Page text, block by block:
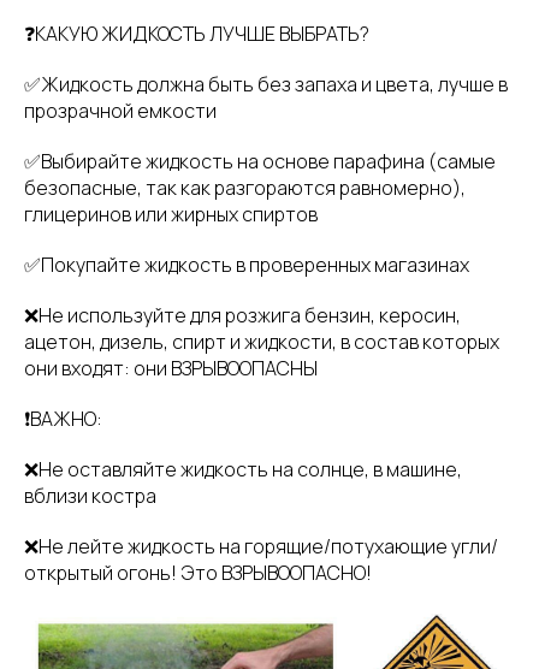
❓КАКУЮ ЖИДКОСТЬ ЛУЧШЕ ВЫБРАТЬ?
✅Жидкость должна быть без запаха и цвета, лучше в
прозрачной емкости
✅Выбирайте жидкость на основе парафина (самые
безопасные, так как разгораются равномерно),
глицеринов или жирных спиртов
✅Покупайте жидкость в проверенных магазинах
❌Не используйте для розжига бензин, керосин,
ацетон, дизель, спирт и жидкости, в состав которых
они входят: они ВЗРЫВООПАСНЫ
❗️ВАЖНО:
❌Не оставляйте жидкость на солнце, в машине,
вблизи костра
❌Не лейте жидкость на горящие/потухающие угли/
открытый огонь! Это ВЗРЫВООПАСНО!